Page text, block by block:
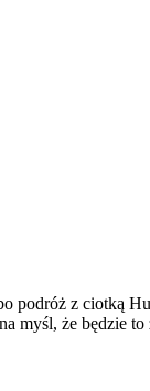
podróż z ciotką
myśl, że będzie